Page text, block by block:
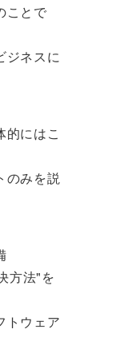
ことで
ジネスに
にはこ
のみを説
方法"を
ウェア